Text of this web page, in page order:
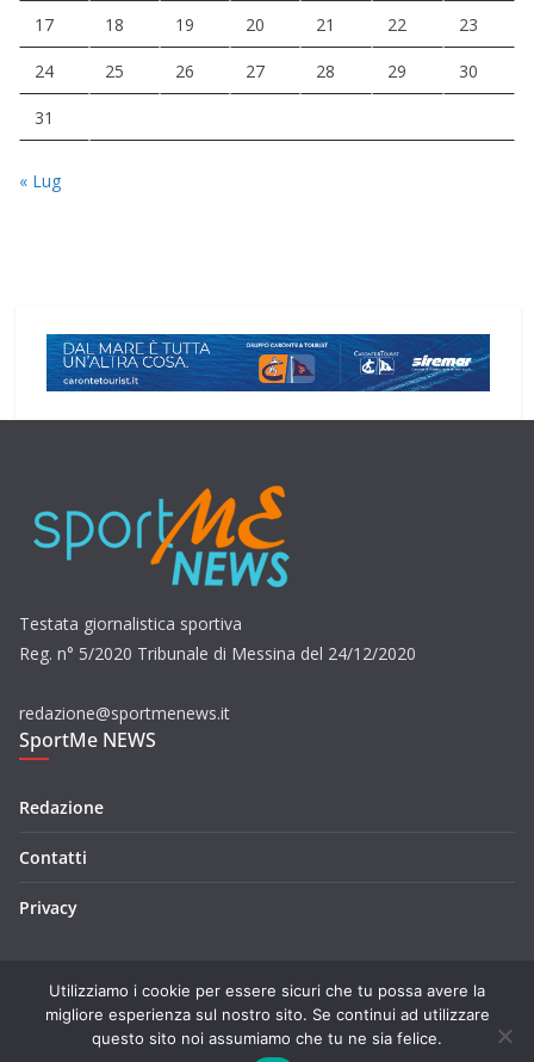
17 18 19 20 21 22 23
24 25 26 27 28 29 30
31
« Lug
Testata giornalistica sportiva
Reg. n° 5/2020 Tribunale di Messina del 24/12/2020
redazione@sportmenews.it
SportMe NEWS
Redazione
Contatti
Privacy
Copyright © 2026SportMe NEWS. Tutti i diritti riservati.
Utilizziamo i cookie per essere sicuri che tu possa avere la
migliore esperienza sul nostro sito. Se continui ad utilizzare
questo sito noi assumiamo che tu ne sia felice.